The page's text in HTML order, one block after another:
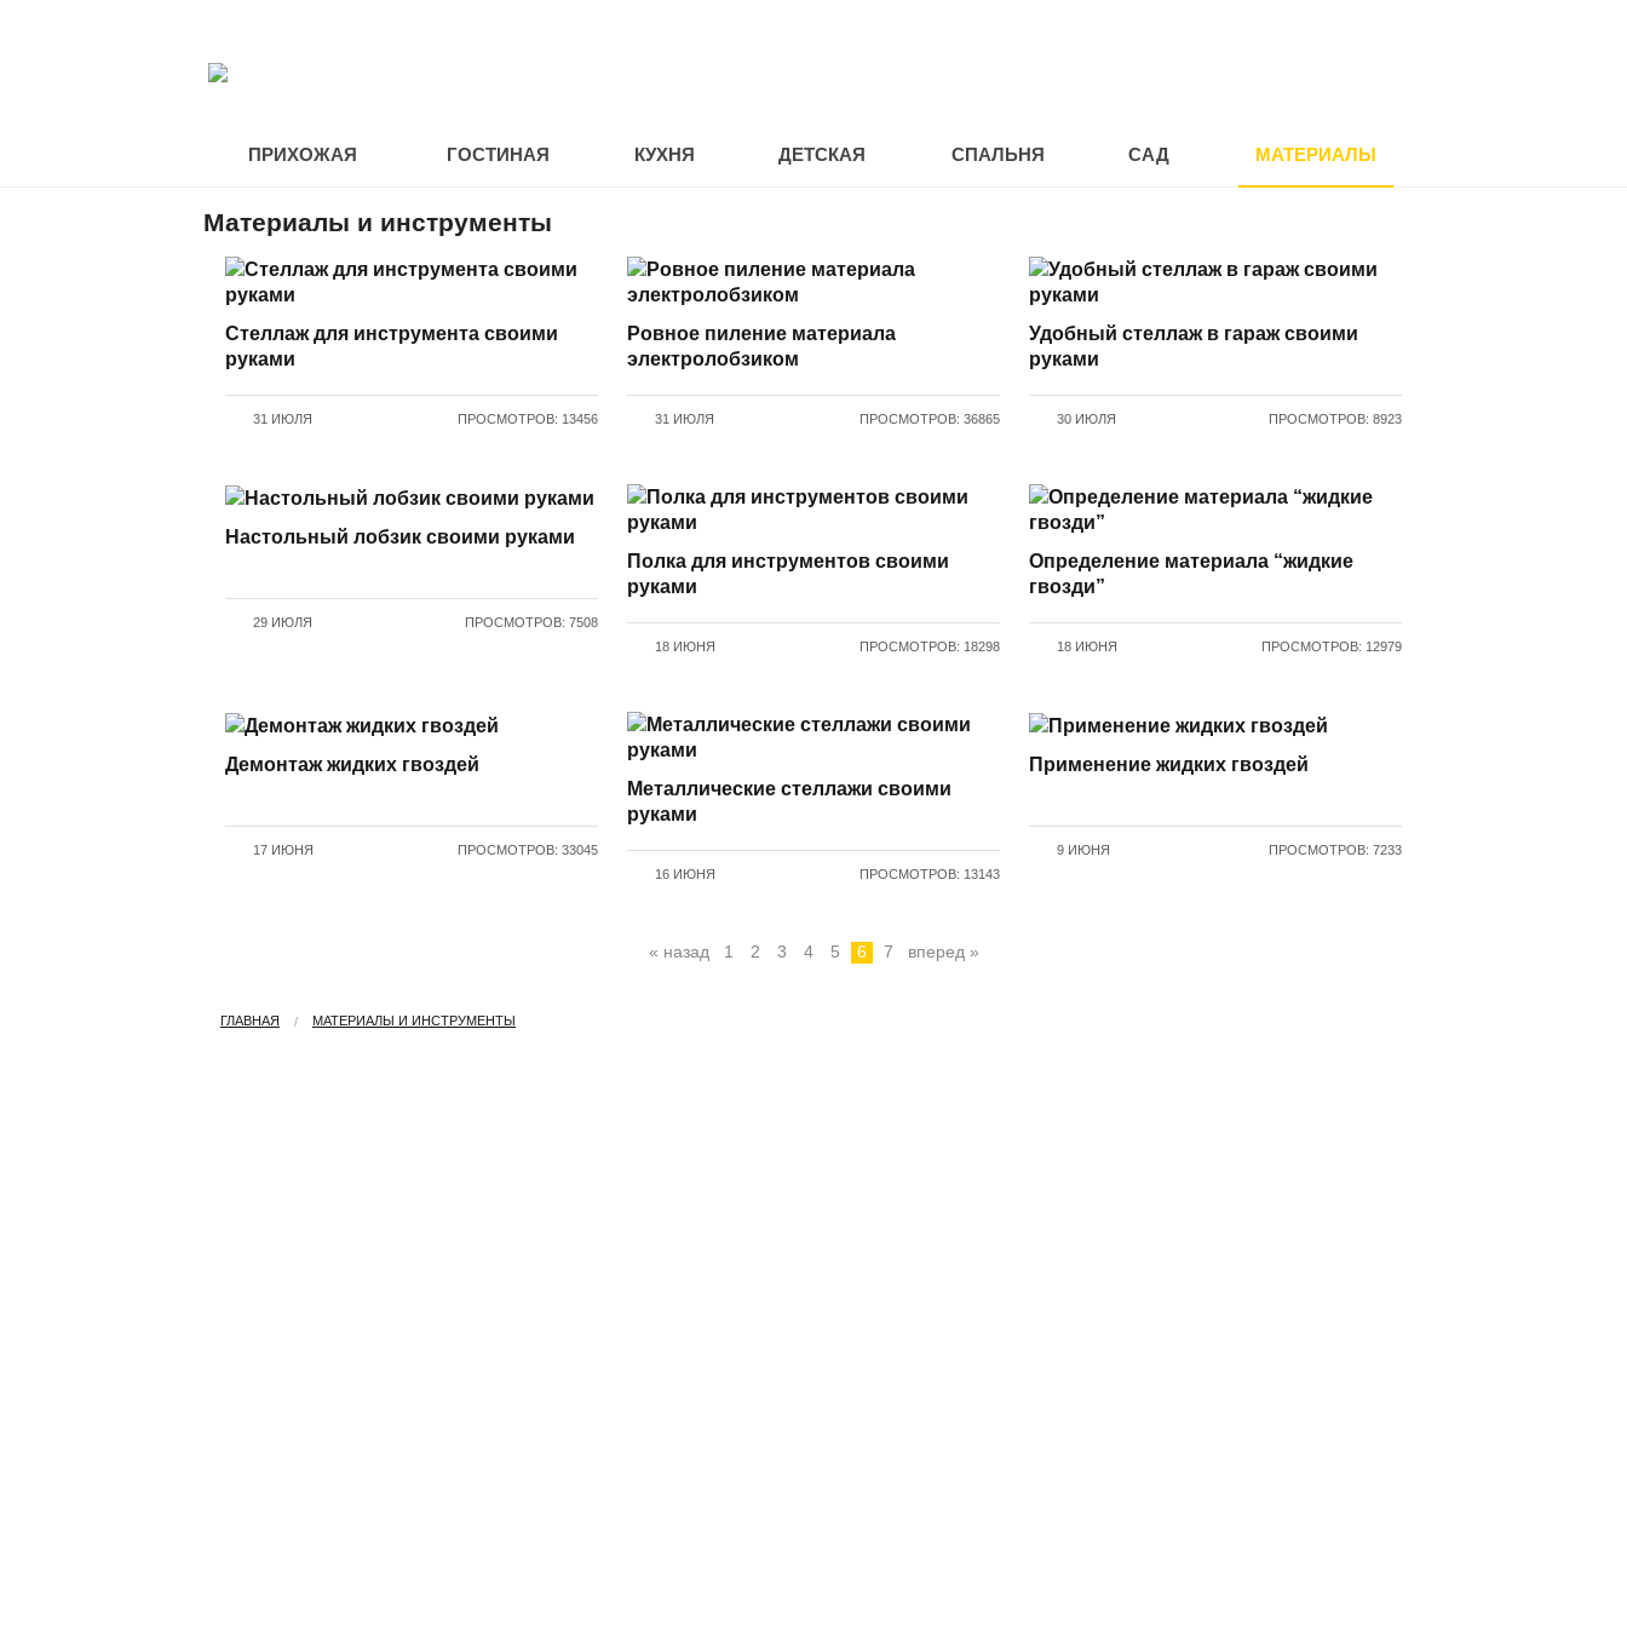
ПРИХОЖАЯ ГОСТИНАЯ КУХНЯ ДЕТСКАЯ СПАЛЬНЯ САД МАТЕРИАЛЫ
Материалы и инструменты
Стеллаж для инструмента своими
руками
31 ИЮЛЯ ПРОСМОТРОВ: 13456
Ровное пиление материала
электролобзиком
31 ИЮЛЯ ПРОСМОТРОВ: 36865
Удобный стеллаж в гараж своими
руками
30 ИЮЛЯ ПРОСМОТРОВ: 8923
Настольный лобзик своими руками
29 ИЮЛЯ ПРОСМОТРОВ: 7508
Полка для инструментов своими
руками
18 ИЮНЯ ПРОСМОТРОВ: 18298
Определение материала “жидкие
гвозди”
18 ИЮНЯ ПРОСМОТРОВ: 12979
Демонтаж жидких гвоздей
17 ИЮНЯ ПРОСМОТРОВ: 33045
Металлические стеллажи своими
руками
16 ИЮНЯ ПРОСМОТРОВ: 13143
Применение жидких гвоздей
9 ИЮНЯ ПРОСМОТРОВ: 7233
« назад 1 2 3 4 5 6 7 вперед »
ГЛАВНАЯ МАТЕРИАЛЫ И ИНСТРУМЕНТЫ